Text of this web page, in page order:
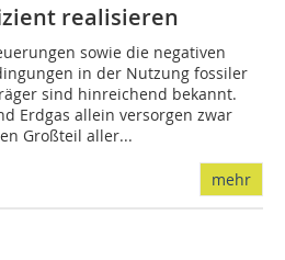
realisieren
sowie die negativen
in der Nutzung fossiler
sind hinreichend bekannt.
Erdgas allein versorgen zwar
Großteil aller...
mehr